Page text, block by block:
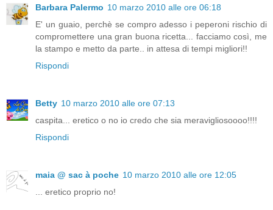
Barbara Palermo 10 marzo 2010 alle ore 06:18
E' un guaio, perchè se compro adesso i peperoni rischio di
compromettere una gran buona ricetta... facciamo così, me
la stampo e metto da parte.. in attesa di tempi migliori!!
Rispondi
Betty 10 marzo 2010 alle ore 07:13
caspita... eretico o no io credo che sia meravigliosoooo!!!!
Rispondi
maia @ sac à poche 10 marzo 2010 alle ore 12:05
... eretico proprio no!